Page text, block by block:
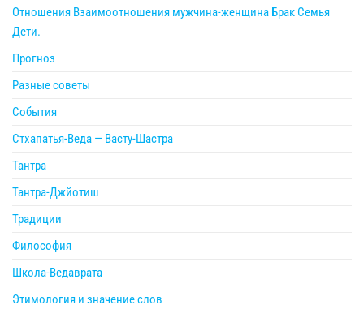
Отношения Взаимоотношения мужчина-женщина Брак Семья
Дети.
Прогноз
Разные советы
События
Стхапатья-Веда — Васту-Шастра
Тантра
Тантра-Джйотиш
Традиции
Философия
Школа-Ведаврата
Этимология и значение слов